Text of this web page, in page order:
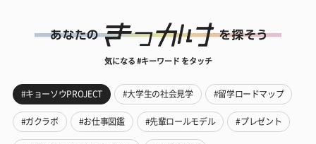
気になる #キーワード をタッチ
#キョーソウPROJECT #大学生の社会見学 #留学ロードマップ
#ガクラボ #お仕事図鑑 #先輩ロールモデル #プレゼント